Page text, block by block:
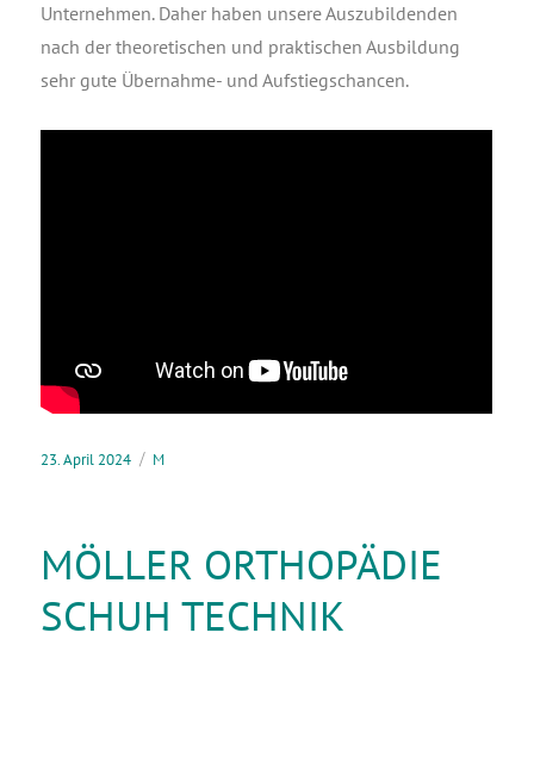
Unter­neh­men. Daher haben unse­re Aus­zu­bil­den­den
nach der theo­re­ti­schen und prak­ti­schen Aus­bil­dung
sehr gute Über­nah­me- und Aufstiegschancen.
23. April 2024 M
MÖLLER ORTHOPÄDIE
SCHUH TECHNIK